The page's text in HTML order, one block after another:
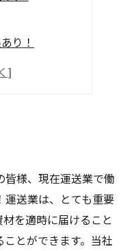
り！
様、現在運送業で働
運送業は、とても重要
を適時に届けること
とができます。当社